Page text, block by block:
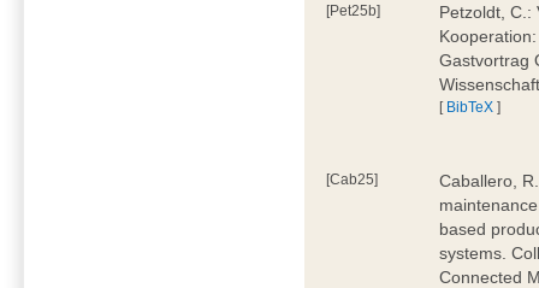
[Pet25b]
Petzoldt, C.:
Gastvortrag
[ BibTeX ]
[Cab25]
Caballero,
based
systems.
Connected